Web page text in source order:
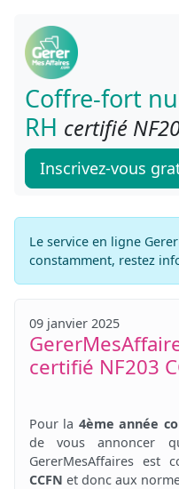
Coffre-fort
RH certifié
Inscrivez-vous
Le service en ligne
constamment, restez
09 janvier 2025
certifié NF203
Pour la 4ème année
de vous annoncer
GererMesAffaires est
CCFN et donc aux